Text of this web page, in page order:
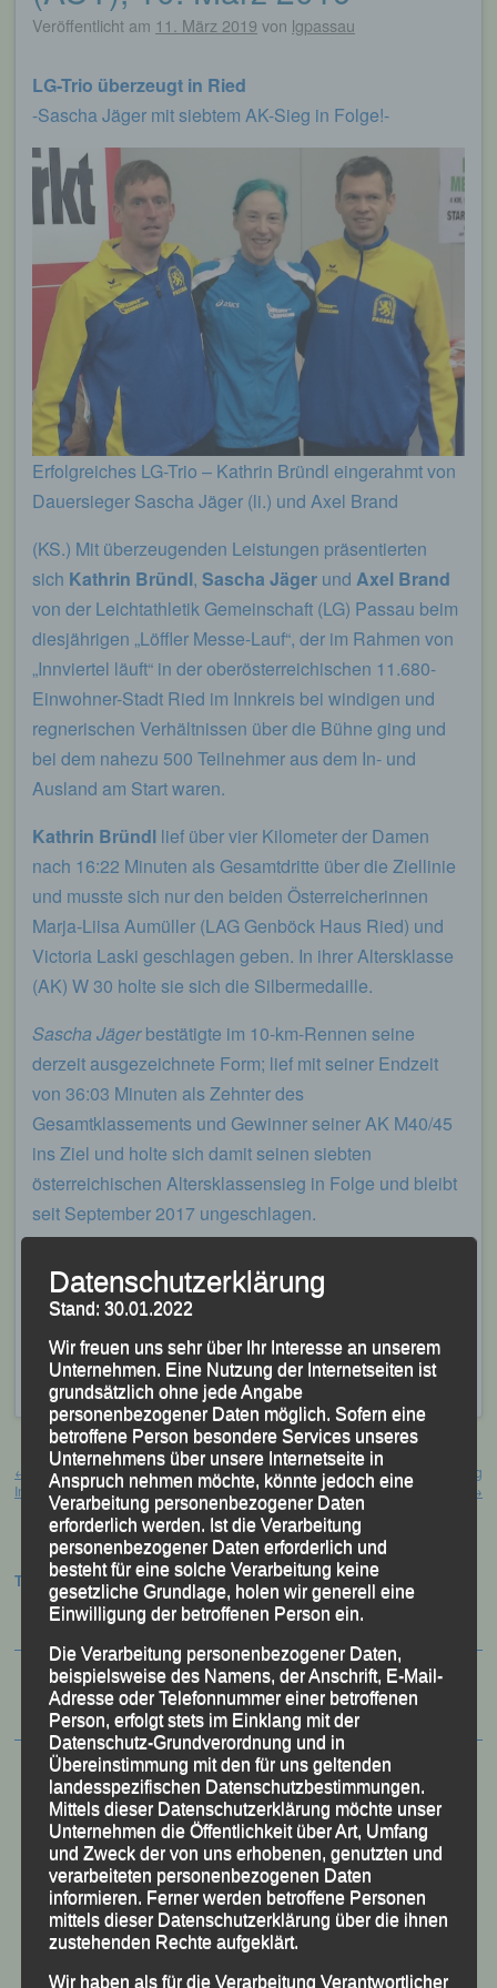
Veröffentlicht am 11. März 2019 von lgpassau
LG-Trio überzeugt in Ried
-Sascha Jäger mit siebtem AK-Sieg in Folge!-
Erfolgreiches LG-Trio – Kathrin Bründl eingerahmt von
Dauersieger Sascha Jäger (li.) und Axel Brand
(KS.) Mit überzeugenden Leistungen präsentierten
sich Kathrin Bründl, Sascha Jäger und Axel Brand
von der Leichtathletik Gemeinschaft (LG) Passau beim
diesjährigen „Löffler Messe-Lauf“, der im Rahmen von
„Innviertel läuft“ in der oberösterreichischen 11.680-
Einwohner-Stadt Ried im Innkreis bei windigen und
regnerischen Verhältnissen über die Bühne ging und
bei dem nahezu 500 Teilnehmer aus dem In- und
Ausland am Start waren.
Kathrin Bründl lief über vier Kilometer der Damen
nach 16:22 Minuten als Gesamtdritte über die Ziellinie
und musste sich nur den beiden Österreicherinnen
Marja-Liisa Aumüller (LAG Genböck Haus Ried) und
Victoria Laski geschlagen geben. In ihrer Altersklasse
(AK) W 30 holte sie sich die Silbermedaille.
Sascha Jägerbestätigte im 10-km-Rennen seine
derzeit ausgezeichnete Form; lief mit seiner Endzeit
von 36:03 Minuten als Zehnter des
Gesamtklassements und Gewinner seiner AK M40/45
ins Ziel und holte sich damit seinen siebten
österreichischen Altersklassensieg in Folge und bleibt
seit September 2017 ungeschlagen.
stehen, was für ihn Platz Sechs in der gleichen AK und
Rang 27 im Gesamteinlauf bedeutete.
VeröffentlichtinAktuelles,Archiv 2019 |Markiert mit"Löffler
Messe Lauf",Ried,Sascha Jäger
Beitragsnavigation
←
Deutsche Cross – Meisterschaften
Ingolstadt, 09. März 2019
Stadt Passau – Sportlerehrung
Passau, 15. März 2019
→
Termine:
Datenschutzerklärung
Stand: 30.01.2022
Wir freuen uns sehr über Ihr Interesse an unserem
Unternehmen. Eine Nutzung der Internetseiten ist
grundsätzlich ohne jede Angabe
personenbezogener Daten möglich. Sofern eine
betroffene Person besondere Services unseres
Unternehmens über unsere Internetseite in
Anspruch nehmen möchte, könnte jedoch eine
Verarbeitung personenbezogener Daten
erforderlich werden. Ist die Verarbeitung
personenbezogener Daten erforderlich und
besteht für eine solche Verarbeitung keine
gesetzliche Grundlage, holen wir generell eine
Einwilligung der betroffenen Person ein.
Die Verarbeitung personenbezogener Daten,
beispielsweise des Namens, der Anschrift, E-Mail-
Adresse oder Telefonnummer einer betroffenen
Person, erfolgt stets im Einklang mit der
Datenschutz-Grundverordnung und in
Übereinstimmung mit den für uns geltenden
landesspezifischen Datenschutzbestimmungen.
Mittels dieser Datenschutzerklärung möchte unser
Unternehmen die Öffentlichkeit über Art, Umfang
und Zweck der von uns erhobenen, genutzten und
verarbeiteten personenbezogenen Daten
informieren. Ferner werden betroffene Personen
mittels dieser Datenschutzerklärung über die ihnen
zustehenden Rechte aufgeklärt.
Wir haben als für die Verarbeitung Verantwortlicher